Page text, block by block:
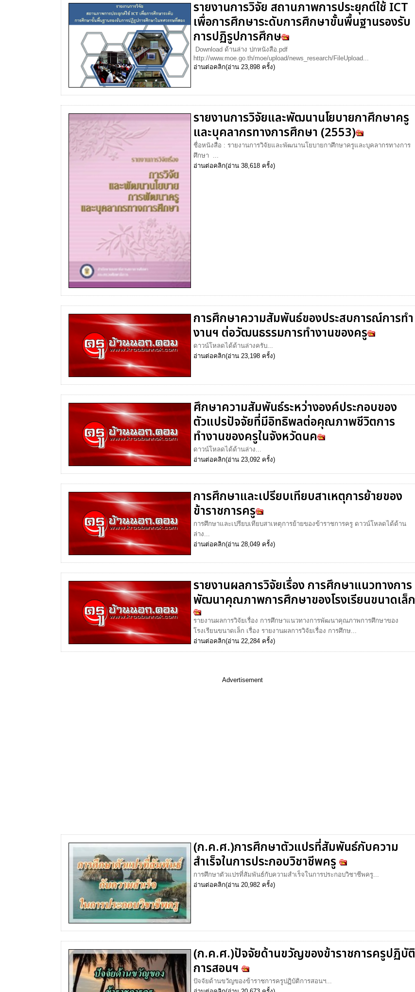
รายงานการวิจัย สถานภาพการประยุกต์ใช้ ICT
เพื่อการศึกษาระดับการศึกษาขั้นพื้นฐานรองรับ
การปฏิรูปการศึกษ
Download ด้านล่าง ปกหนังสือ.pdf
http://www.moe.go.th/moe/upload/news_research/FileUpload...
อ่านต่อคลิก(อ่าน 23,898 ครั้ง)
รายงานการวิจัยและพัฒนานโยบายกาศึกษาครู
และบุคลากรทางการศึกษา (2553)
ชื่อหนังสือ : รายงานการวิจัยและพัฒนานโยบายกาศึกษาครูและบุคลากรทางการ
ศึกษา ...
อ่านต่อคลิก(อ่าน 38,618 ครั้ง)
การศึกษาความสัมพันธ์ของประสบการณ์การทำ
งานฯ ต่อวัฒนธรรมการทำงานของครู
ดาวน์โหลดได้ด้านล่างครับ...
อ่านต่อคลิก(อ่าน 23,198 ครั้ง)
ศึกษาความสัมพันธ์ระหว่างองค์ประกอบของ
ตัวแปรปัจจัยที่มีอิทธิพลต่อคุณภาพชีวิตการ
ทำงานของครูในจังหวัดนค
ดาวน์โหลดได้ด้านล่าง...
อ่านต่อคลิก(อ่าน 23,092 ครั้ง)
การศึกษาและเปรียบเทียบสาเหตุการย้ายของ
ข้าราชการครู
การศึกษาและเปรียบเทียบสาเหตุการย้ายของข้าราชการครู ดาวน์โหลดได้ด้าน
ล่าง...
อ่านต่อคลิก(อ่าน 28,049 ครั้ง)
รายงานผลการวิจัยเรื่อง การศึกษาแนวทางการ
พัฒนาคุณภาพการศึกษาของโรงเรียนขนาดเล็ก
รายงานผลการวิจัยเรื่อง การศึกษาแนวทางการพัฒนาคุณภาพการศึกษาของ
โรงเรียนขนาดเล็ก เรื่อง รายงานผลการวิจัยเรื่อง การศึกษ...
อ่านต่อคลิก(อ่าน 22,284 ครั้ง)
Advertisement
(ก.ค.ศ.)การศึกษาตัวแปรที่สัมพันธ์กับความ
สำเร็จในการประกอบวิชาชีพครู
การศึกษาตัวแปรที่สัมพันธ์กับความสำเร็จในการประกอบวิชาชีพครู...
อ่านต่อคลิก(อ่าน 20,982 ครั้ง)
(ก.ค.ศ.)ปัจจัยด้านขวัญของข้าราชการครูปฏิบัติ
การสอนฯ
ปัจจัยด้านขวัญของข้าราชการครูปฏิบัติการสอนฯ...